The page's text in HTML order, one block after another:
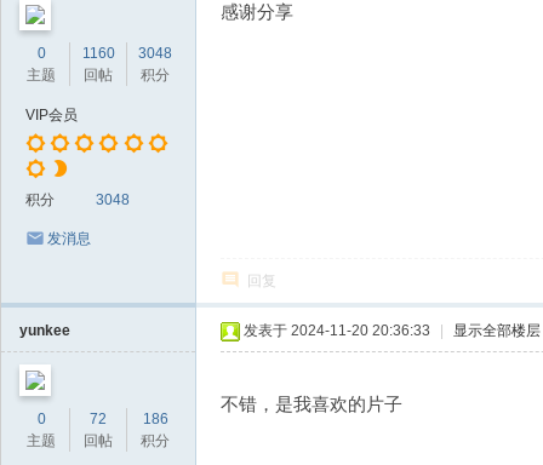
0
主题
1160
回帖
3048
积分
VIP会员
积分 3048
发消息
感谢分享
回复
yunkee
0
主题
72
回帖
186
积分
发表于 2024-11-20 20:36:33 显示全部楼层
不错，是我喜欢的片子